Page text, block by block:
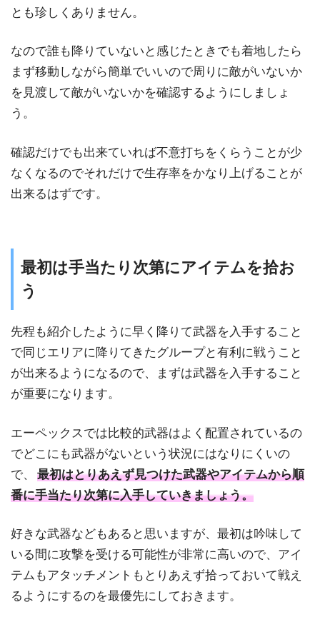
とも珍しくありません。
なので誰も降りていないと感じたときでも着地したら
まず移動しながら簡単でいいので周りに敵がいないか
を見渡して敵がいないかを確認するようにしましょ
う。
確認だけでも出来ていれば不意打ちをくらうことが少
なくなるのでそれだけで生存率をかなり上げることが
出来るはずです。
最初は手当たり次第にアイテムを拾お
う
先程も紹介したように早く降りて武器を入手すること
で同じエリアに降りてきたグループと有利に戦うこと
が出来るようになるので、まずは武器を入手すること
が重要になります。
エーペックスでは比較的武器はよく配置されているの
でどこにも武器がないという状況にはなりにくいの
で、
最初はとりあえず見つけた武器やアイテムから順
番に手当たり次第に入手していきましょう。
好きな武器などもあると思いますが、最初は吟味して
いる間に攻撃を受ける可能性が非常に高いので、アイ
テムもアタッチメントもとりあえず拾っておいて戦え
るようにするのを最優先にしておきます。